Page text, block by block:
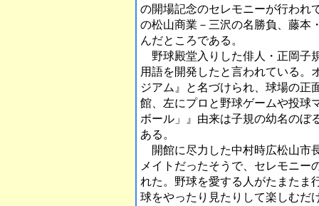
の開場記念のセレモニーが行われ
の松山商業－三沢の名勝負、藤本
んだところである。
野球殿堂入りした俳人・正岡子
用語を開発したと言われている。
ジアム』と名づけられ、球場の正
館、左にプロと野球ゲームや投球
ボール」』由来は子規の幼名のぼ
ある。
開館に尽力した中村時広松山市
メイトだったそうで、セレモニー
れた。野球を愛する人がたまたま
球をやったり見たりして楽しむだ